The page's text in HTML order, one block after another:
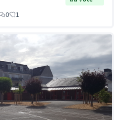
0 1